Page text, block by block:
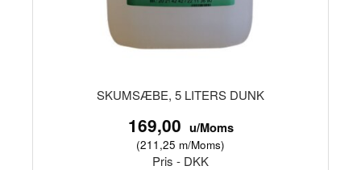
SKUMSÆBE, 5 LITERS DUNK
169,00 u/Moms
(211,25 m/Moms)
Pris - DKK